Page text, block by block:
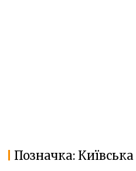
Позначка: Київська